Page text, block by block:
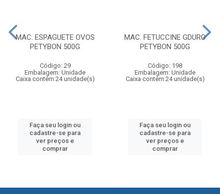
MAC. ESPAGUETE OVOS
PETYBON 500G
Código: 29
Embalagem: Unidade
Caixa contém 24 unidade(s)
Faça seu login ou
cadastre-se para
ver preços e
comprar
MAC. FETUCCINE GDURO
PETYBON 500G
Código: 198
Embalagem: Unidade
Caixa contém 24 unidade(s)
Faça seu login ou
cadastre-se para
ver preços e
comprar